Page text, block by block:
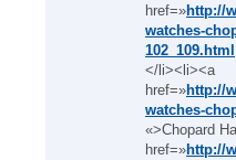
href=»http://
watches-
102_109.html
</li><li><a
href=»http://
watches-
«>Chopard
href=»http://